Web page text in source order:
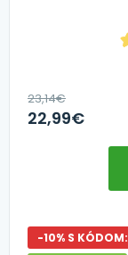
23,14€
22,99€
-10% S